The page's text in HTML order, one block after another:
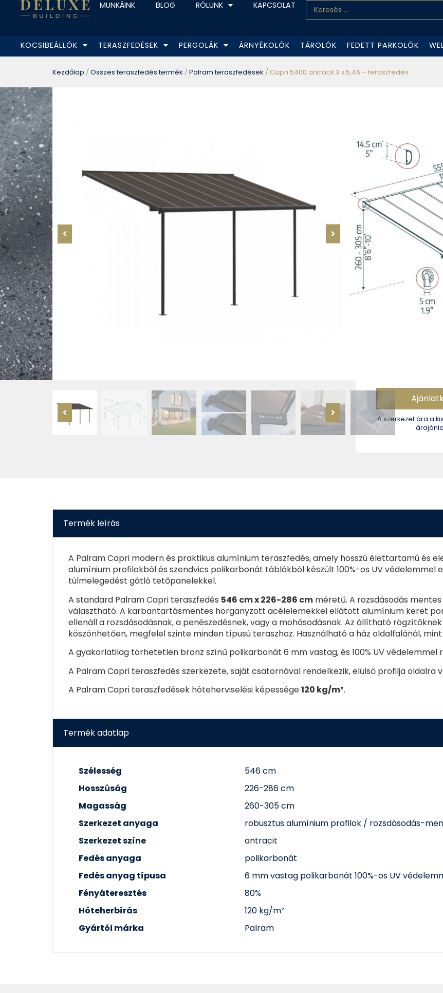
MUNKÁINK BLOG RÓLUNK KAPCSOLAT
KOCSIBEÁLLÓK TERASZFEDÉSEK PERGOLÁK ÁRNYÉKOLÓK TÁROLÓK FEDETT PARKOLÓK
Kezdőlap /Összes teraszfedés termék /Palram teraszfedések / Capri 5400 antracit 3 x 5,46 – teraszfedés
ÉRDEKLŐDJÖN
Palram Capri
polikarbonát
ellenálló
546 cm
120
Szerkezet színe:
A szerkezet ára a
Termék leírás
A Palram Capri modern és praktikus alumínium teraszfedés, amely hosszú élettartamú és
alumínium profilokból és szendvics polikarbonát táblákból készült 100%-os UV védelemmel
túlmelegedést gátló tetőpanelekkel.
A standard Palram Capri teraszfedés 546 cm x 226-286 cm méretű. A rozsdásodás
választható. A karbantartásmentes horganyzott acélelemekkel ellátott alumínium keret
ellenáll a rozsdásodásnak, a penészedésnek, vagy a mohásodásnak. Az állítható
köszönhetően, megfelel szinte minden típusú teraszhoz. Használható a ház oldalfalánál,
A gyakorlatilag törhetetlen bronz színű polikarbonát 6 mm vastag, és 100% UV védelemmel
A Palram Capri teraszfedés szerkezete, saját csatornával rendelkezik, elülső profilja oldalra
A Palram Capri teraszfedések hóteherviselési képessége120 kg/m².
Termék adatlap
Szélesség
546 cm
Hosszúság
226-286 cm
Magasság
260-305 cm
Szerkezet anyaga
robusztus alumínium profilok / rozsdásodás-
Szerkezet színe
antracit
Fedés anyaga
polikarbonát
Fedés anyag típusa
6 mm vastag polikarbonát 100%-os UV
Fényáteresztés
80%
Hóteherbírás
120 kg/m²
Gyártói márka
Palram